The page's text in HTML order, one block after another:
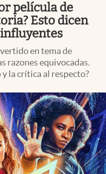
película de
Esto dicen
en tema de
razones equivocadas.
la crítica al respecto?